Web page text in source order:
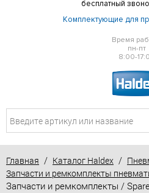
бесплатный
Комплектующие для
Время
пн-пт
8:00-
Главная / Каталог Haldex /
Запчасти и ремкомплекты
Запчасти и ремкомплекты /